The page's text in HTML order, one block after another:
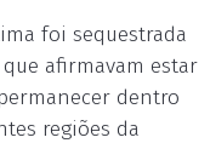
foi sequestrada
afirmavam estar
dentro
regiões da